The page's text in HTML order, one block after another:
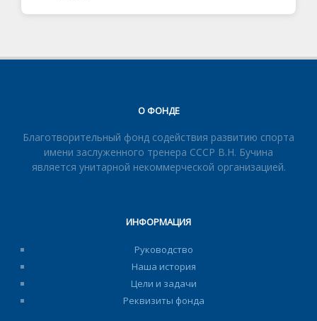
О ФОНДЕ
Благотворительный фонд содействия развитию спорта
имени заслуженного тренера СССР В.Н. Бучина
является унитарной некоммерческой организацией.
ИНФОРМАЦИЯ
Руководство
Наша история
Цели и задачи
Реквизиты фонда